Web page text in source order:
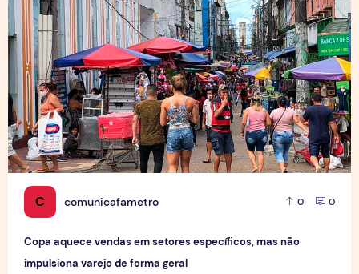
C comunicafametro 0 0
Copa aquece vendas em setores específicos, mas não
impulsiona varejo de forma geral